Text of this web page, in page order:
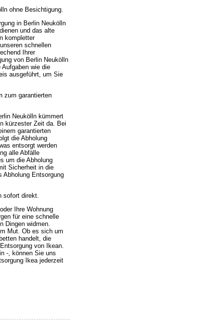
ohne Besichtigung.
in Berlin Neukölln
und das alte
kompletter
schnellen
Ihrer
von Berlin Neukölln
wie die
ausgeführt, um Sie
zum garantierten
Neukölln kümmert
kürzester Zeit da. Bei
garantierten
die Abholung
entsorgt werden
alle Abfälle
um die Abholung
Sicherheit in die
Abholung Entsorgung
sofort direkt.
Ihre Wohnung
für eine schnelle
Dingen widmen.
Mut. Ob es sich um
handelt, die
von Ikean.
-, können Sie uns
Ikea jederzeit